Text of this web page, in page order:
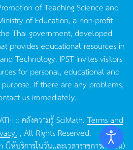
of Teaching Science and
of Education, a non-profit
Thai government, developed
provides educational resources in
Technology. IPST invites visitors
for personal, educational and
If there are any problems,
us immediately.
:: คลังความรู้ SciMath.Terms and
, All Rights Reserved.
(ให้บริการในวันและเวลาราชการเท่านั้น)